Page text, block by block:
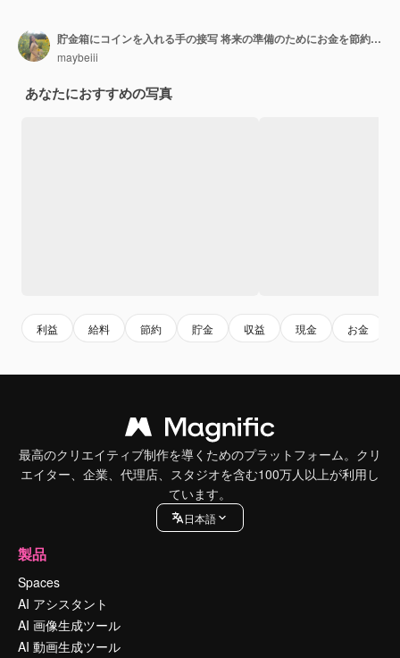
貯金箱にコインを入れる手の接写 将来の準備のためにお金を節約するというコンセプト
maybeiii
あなたにおすすめの写真
利益 給料 節約 貯金 収益 現金 お金
最高のクリエイティブ制作を導くためのプラットフォーム。クリ
エイター、企業、代理店、スタジオを含む100万人以上が利用し
ています。
日本語
製品
Spaces
AI アシスタント
AI 画像生成ツール
AI 動画生成ツール